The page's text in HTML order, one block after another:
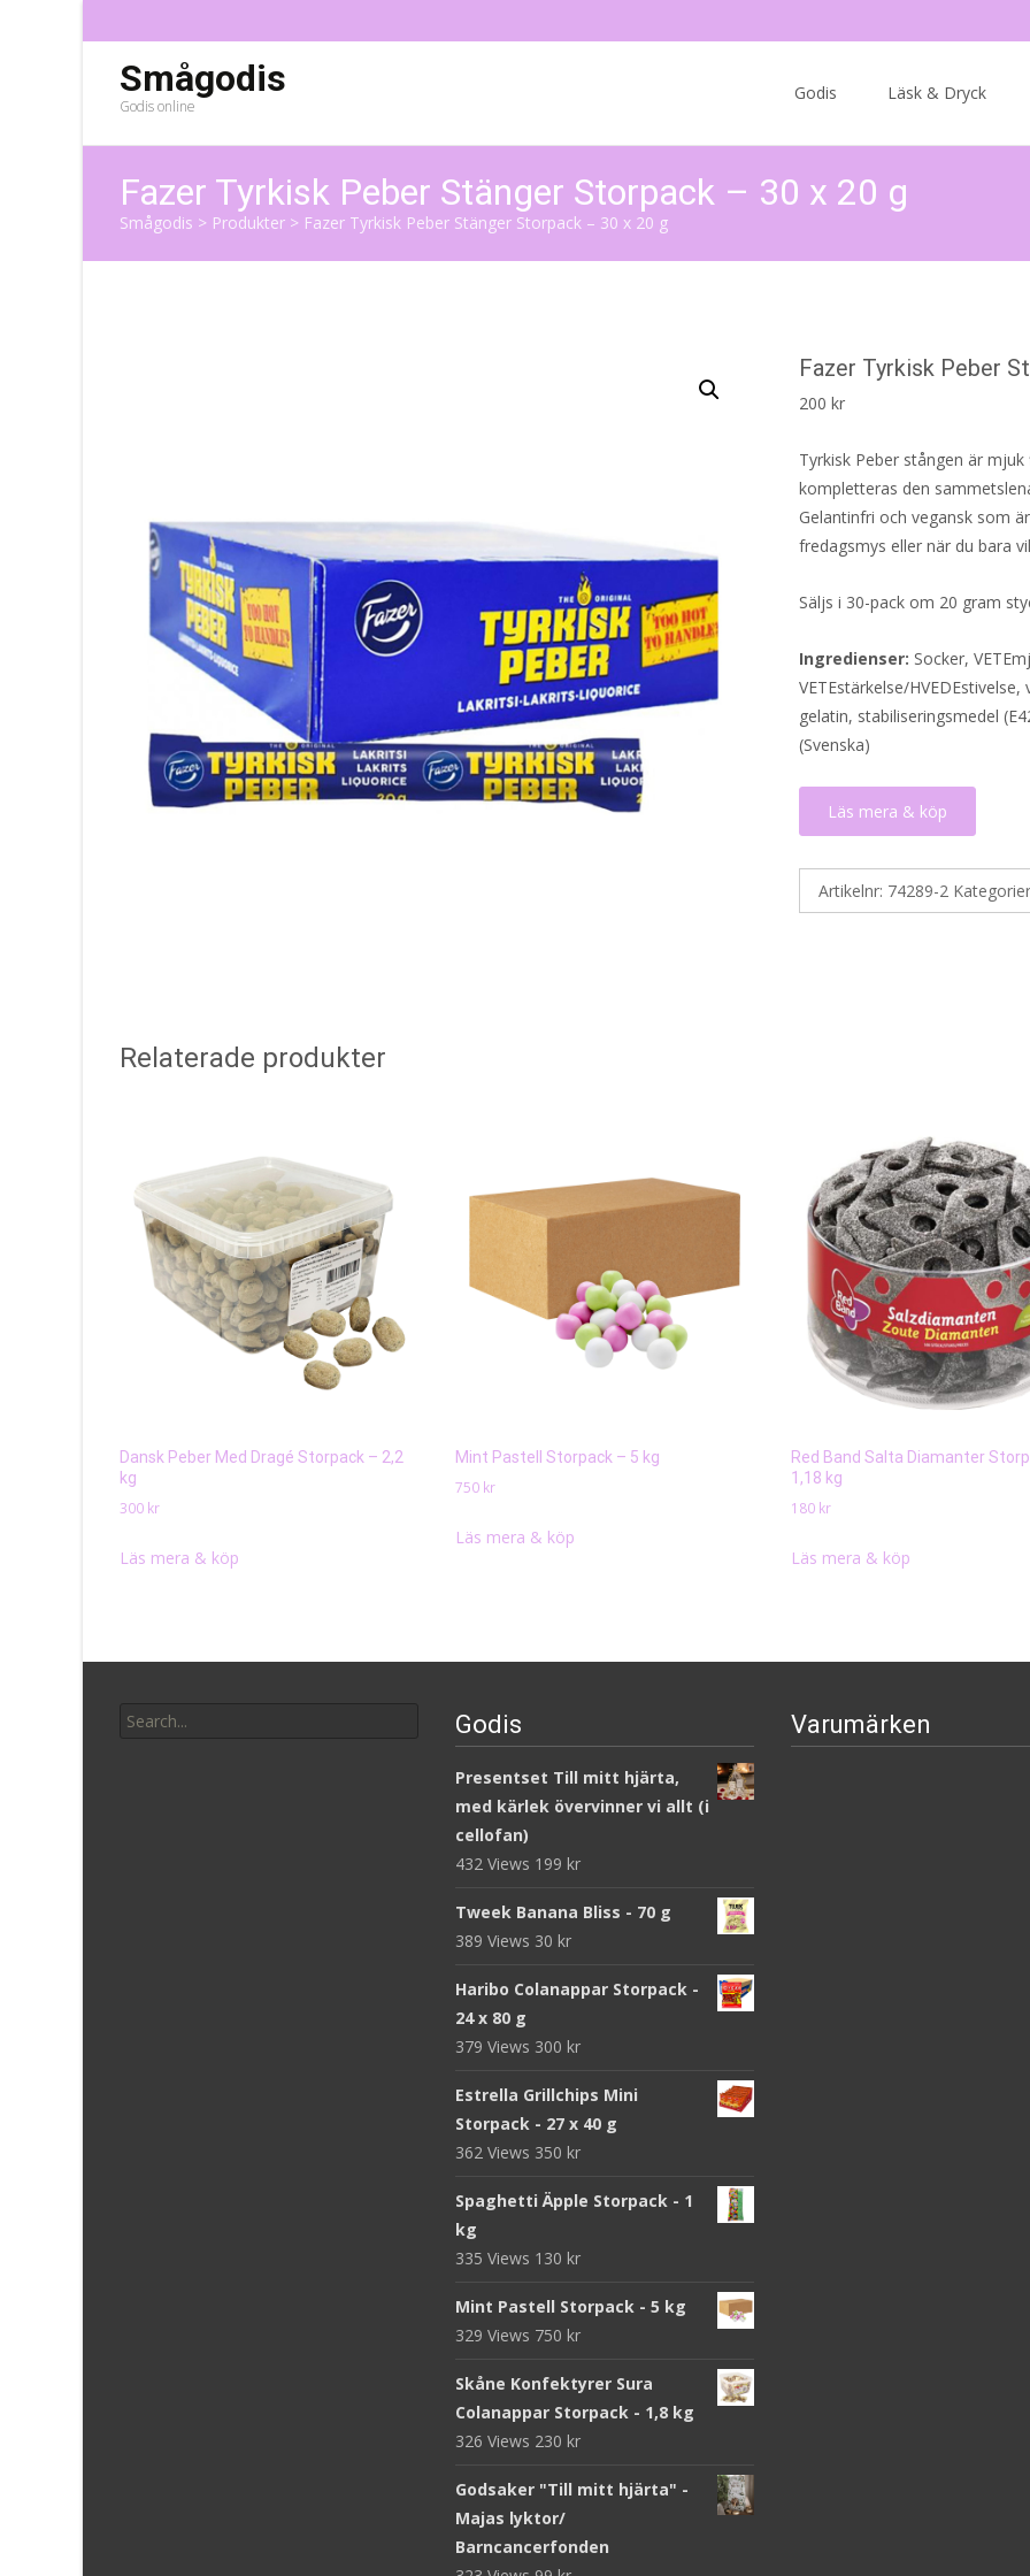
Smågodis
Godis online
Godis Läsk & Dryck
Fazer Tyrkisk Peber Stänger Storpack – 30 x 20 g
Smågodis > Produkter > Fazer Tyrkisk Peber Stänger Storpack – 30 x 20 g
Fazer Tyrkisk Peber
200 kr
Tyrkisk Peber stången är
kompletteras den
Gelantinfri och vegansk som
fredagsmys eller när du bara
Säljs i 30-pack om 20 gram
Ingredienser: Socker,
VETEstärkelse/
gelatin, stabiliseringsmedel
(Svenska)
Läs mera & köp
Artikelnr: 74289-2
Relaterade produkter
Dansk Peber Med Dragé Storpack – 2,2
kg
300 kr
Läs mera & köp
Mint Pastell Storpack – 5 kg
750 kr
Läs mera & köp
Red Band Salta Diamanter
1,18 kg
180 kr
Läs mera & köp
for:
Godis
Presentset Till mitt hjärta,
med kärlek övervinner vi allt (i
cellofan)
432 Views 199 kr
Tweek Banana Bliss - 70 g
389 Views 30 kr
Haribo Colanappar Storpack -
24 x 80 g
379 Views 300 kr
Estrella Grillchips Mini
Storpack - 27 x 40 g
362 Views 350 kr
Spaghetti Äpple Storpack - 1
kg
335 Views 130 kr
Mint Pastell Storpack - 5 kg
329 Views 750 kr
Skåne Konfektyrer Sura
Colanappar Storpack - 1,8 kg
326 Views 230 kr
Godsaker "Till mitt hjärta" -
Majas lyktor/
Barncancerfonden
Varumärken